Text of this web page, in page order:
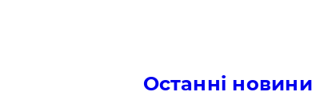
Останні новини